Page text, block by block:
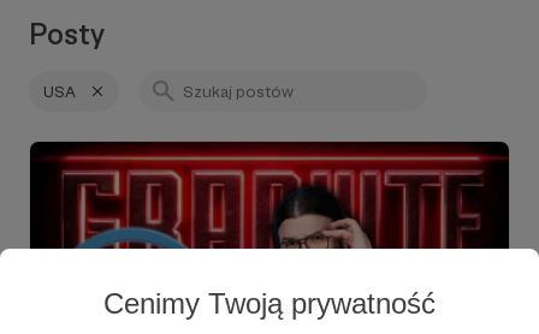
Cenimy Twoją prywatność
Posty
USA